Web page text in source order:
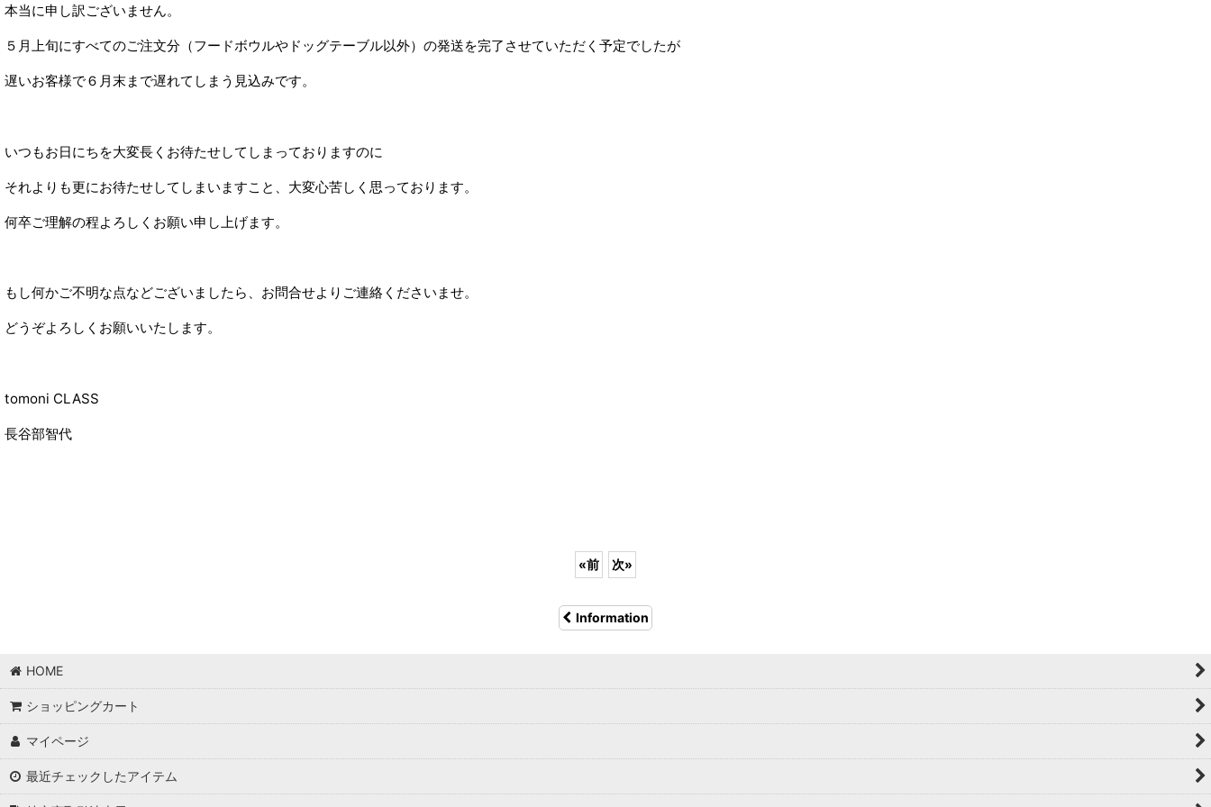
本当に申し訳ございません。
５月上旬にすべてのご注文分（フードボウルやドッグテーブル以外）の発送を完了させていただく予定でしたが
遅いお客様で６月末まで遅れてしまう見込みです。
いつもお日にちを大変長くお待たせしてしまっておりますのに
それよりも更にお待たせしてしまいますこと、大変心苦しく思っております。
何卒ご理解の程よろしくお願い申し上げます。
もし何かご不明な点などございましたら、お問合せよりご連絡くださいませ。
どうぞよろしくお願いいたします。
tomoni CLASS
長谷部智代
«前 次»
Information
HOME
ショッピングカート
マイページ
最近チェックしたアイテム